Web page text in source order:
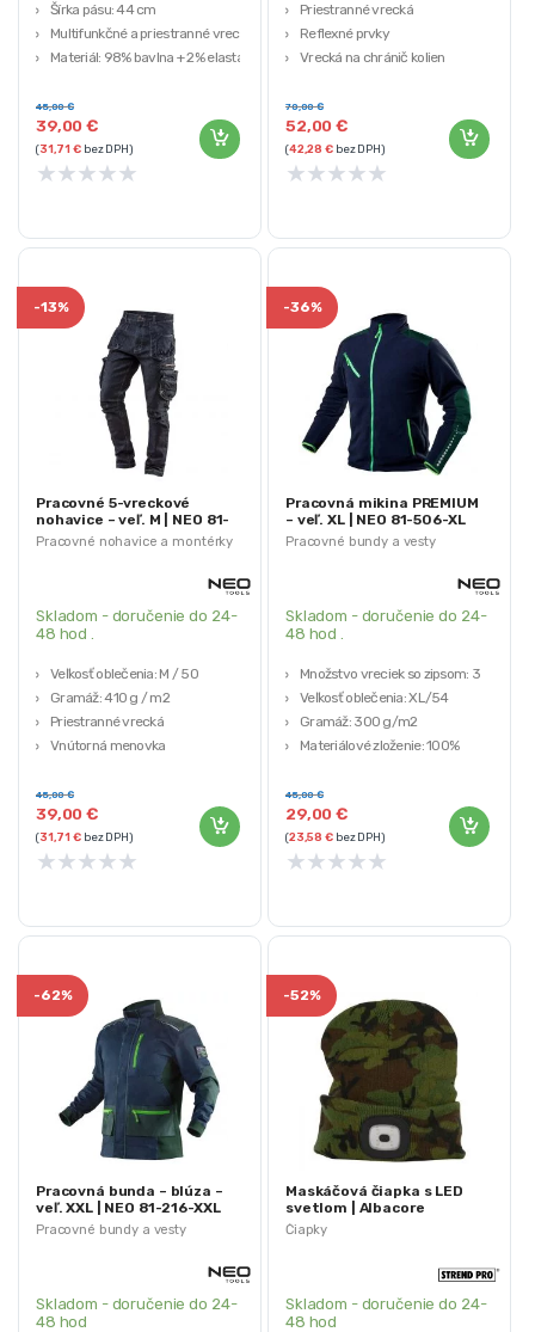
Šírka pásu: 44 cm
Multifunkčné a priestranné vrecká
Materiál: 98% bavlna + 2% elastan
39,00€
45,00€
(31,71€bez DPH)
★★★★★
Priestranné vrecká
Reflexné prvky
Vrecká na chránič kolien
52,00€
70,00€
(42,28€bez DPH)
★★★★★
Pracovné nohavice a montérky
-13%
Pracovné 5-vreckové
nohavice – veľ. M | NEO 81-
229-M
Skladom - doručenie do 24-
48 hod .
Veľkosť oblečenia: M / 50
Gramáž: 410 g / m2
Priestranné vrecká
Vnútorná menovka
39,00€
45,00€
(31,71€bez DPH)
★★★★★
Pracovné bundy a vesty
-36%
Pracovná mikina PREMIUM
– veľ. XL | NEO 81-506-XL
Skladom - doručenie do 24-
48 hod .
Množstvo vreciek so zipsom: 3
Veľkosť oblečenia: XL/54
Gramáž: 300 g/m2
Materiálové zloženie: 100%
29,00€
45,00€
(23,58€bez DPH)
★★★★★
Pracovné bundy a vesty
-62%
Pracovná bunda – blúza –
veľ. XXL | NEO 81-216-XXL
Skladom - doručenie do 24-
48 hod
Čiapky
-52%
Maskáčová čiapka s LED
svetlom | Albacore
Skladom - doručenie do 24-
48 hod